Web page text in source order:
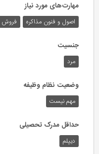
مهارت‌های مورد نیاز
اصول و فنون مذاکره فروش و
جنسیت
مرد
وضعیت نظام وظیفه
مهم‌ نیست
حداقل مدرک تحصیلی
دیپلم